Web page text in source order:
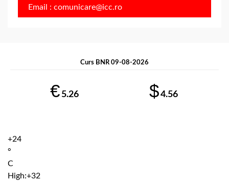
Email : comunicare@icc.ro
Curs BNR 09-08-2026
€ 5.26 $4.56
+24
°
C
High:+32